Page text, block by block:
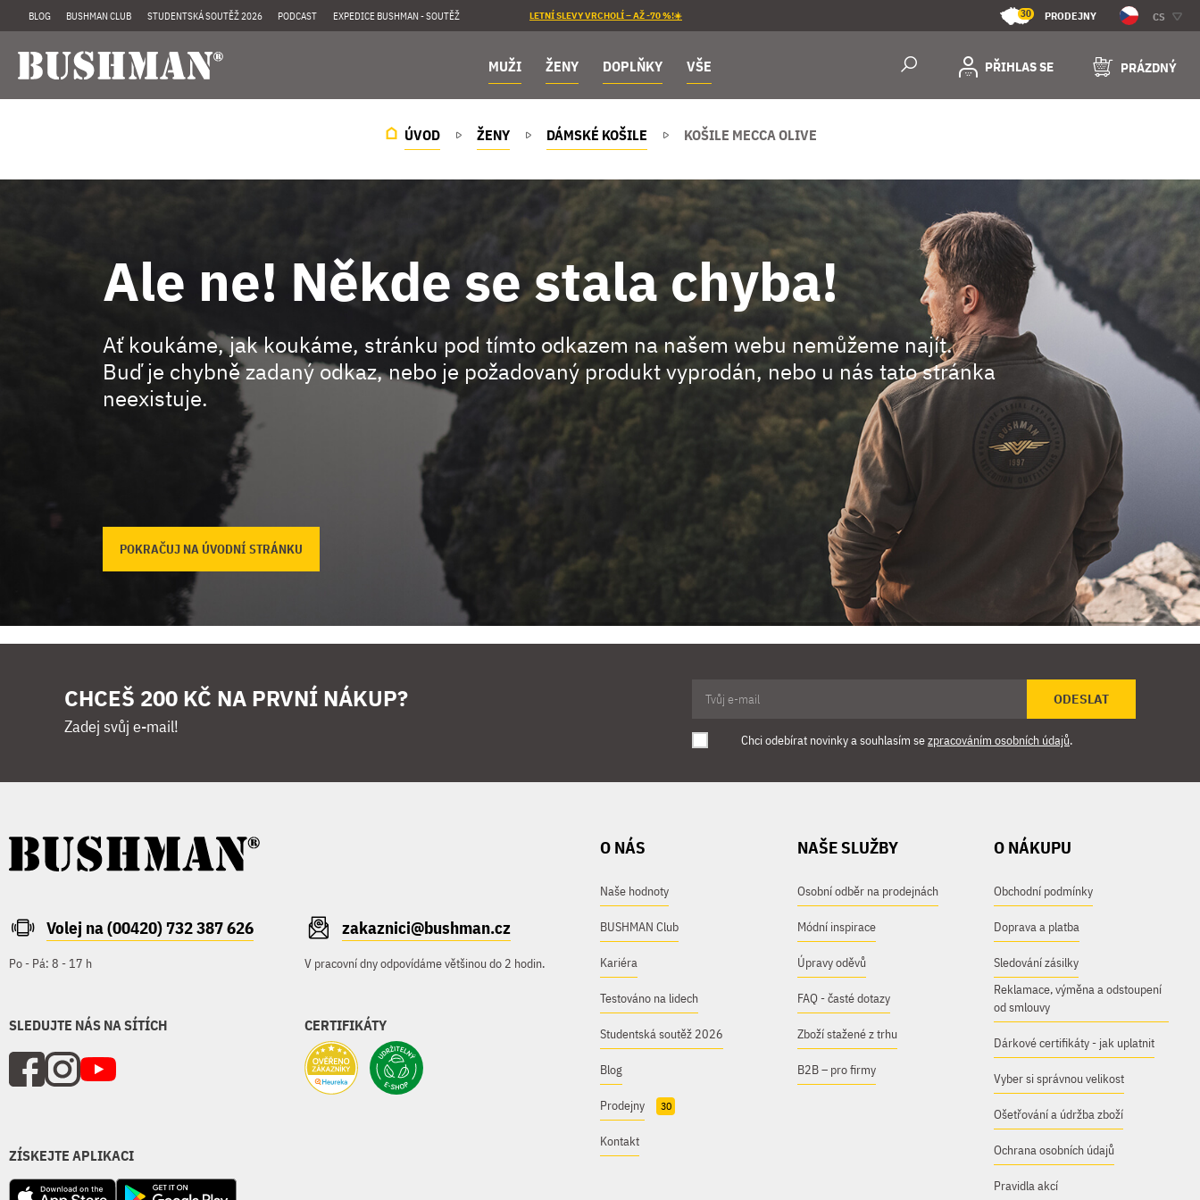
BLOG BUSHMAN CLUB STUDENTSKÁ SOUTĚŽ 2026 PODCAST EXPEDICE BUSHMAN - SOUTĚŽ LETNÍ SLEVY VRCHOLÍ – AŽ -70 %!☀️ 30 PRODEJNY CS
MUŽI ŽENY DOPLŇKY VŠE PŘIHLAS SE PRÁZDNÝ
ÚVOD ŽENY DÁMSKÉ KOŠILE KOŠILE MECCA OLIVE
Ale ne! Někde se stala chyba!
Ať koukáme, jak koukáme, stránku pod tímto odkazem na našem webu nemůžeme najít.
Buď je chybně zadaný odkaz, nebo je požadovaný produkt vyprodán, nebo u nás tato stránka
neexistuje.
POKRAČUJ NA ÚVODNÍ STRÁNKU
CHCEŠ 200 KČ NA PRVNÍ NÁKUP?
Zadej svůj e-mail!
ODESLAT
Chci odebírat novinky a souhlasím sezpracováním osobních údajů.
Volej na (00420) 732 387 626
Po - Pá: 8 - 17 h
zakaznici@bushman.cz
V pracovní dny odpovídáme většinou do 2 hodin.
SLEDUJTE NÁS NA SÍTÍCH CERTIFIKÁTY
ZÍSKEJTE APLIKACI
O NÁS
Naše hodnoty
BUSHMAN Club
Kariéra
Testováno na lidech
Studentská soutěž 2026
Blog
Prodejny 30
Kontakt
NAŠE SLUŽBY
Osobní odběr na prodejnách
Módní inspirace
Úpravy oděvů
FAQ - časté dotazy
Zboží stažené z trhu
B2B – pro firmy
O NÁKUPU
Obchodní podmínky
Doprava a platba
Sledování zásilky
Reklamace, výměna a odstoupení
od smlouvy
Dárkové certifikáty - jak uplatnit
Vyber si správnou velikost
Ošetřování a údržba zboží
Ochrana osobních údajů
Pravidla akcí